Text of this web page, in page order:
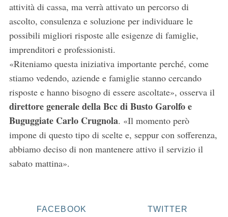
attività di cassa, ma verrà attivato un percorso di
ascolto, consulenza e soluzione per individuare le
possibili migliori risposte alle esigenze di famiglie,
imprenditori e professionisti.
«Riteniamo questa iniziativa importante perché, come
stiamo vedendo, aziende e famiglie stanno cercando
risposte e hanno bisogno di essere ascoltate», osserva il
direttore generale della Bcc di Busto Garolfo e
Buguggiate Carlo Crugnola. «Il momento però
impone di questo tipo di scelte e, seppur con sofferenza,
abbiamo deciso di non mantenere attivo il servizio il
sabato mattina».
FACEBOOK TWITTER